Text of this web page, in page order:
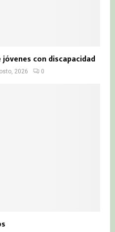
con discapacidad
2026 0